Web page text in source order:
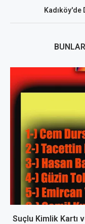
Kadıköy'de
Suçlu Kimlik Kartı